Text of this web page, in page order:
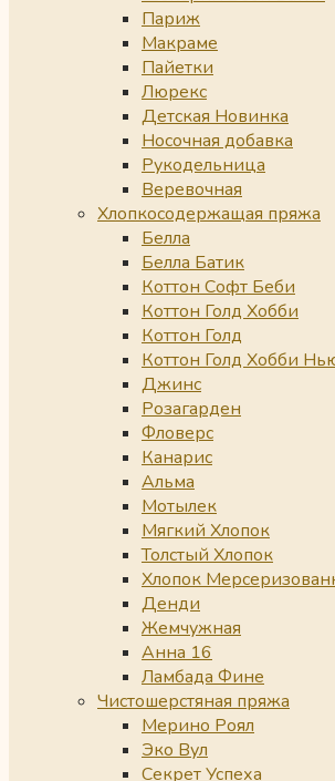
Париж
Макраме
Пайетки
Люрекс
Детская Новинка
Носочная добавка
Рукодельница
Веревочная
Хлопкосодержащая пряжа
Белла
Белла Батик
Коттон Софт Беби
Коттон Голд Хобби
Коттон Голд
Коттон Голд Хобби
Джинс
Розагарден
Фловерс
Канарис
Альма
Мотылек
Мягкий Хлопок
Толстый Хлопок
Хлопок
Денди
Жемчужная
Анна 16
Ламбада Фине
Чистошерстяная пряжа
Мерино Роял
Эко Вул
Секрет Успеха